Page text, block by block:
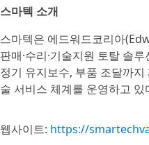
스마텍 소개
스마텍은 에드워드코리아
판매·수리·기술지원 토탈 솔
정기 유지보수, 부품 조달까
술 서비스 체계를 운영하고 있
웹사이트: https://